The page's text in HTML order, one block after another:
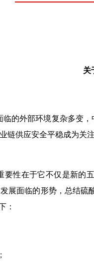
关
的外部环境复杂多变
链供应安全平稳成为
要性在于它不仅是新的
展面临的形势，总结
：